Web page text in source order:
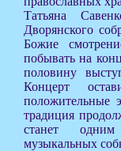
Татьяна
Дворянского
Божие
побывать на
половину
Концерт
положительные
традиция
станет
музыкальных